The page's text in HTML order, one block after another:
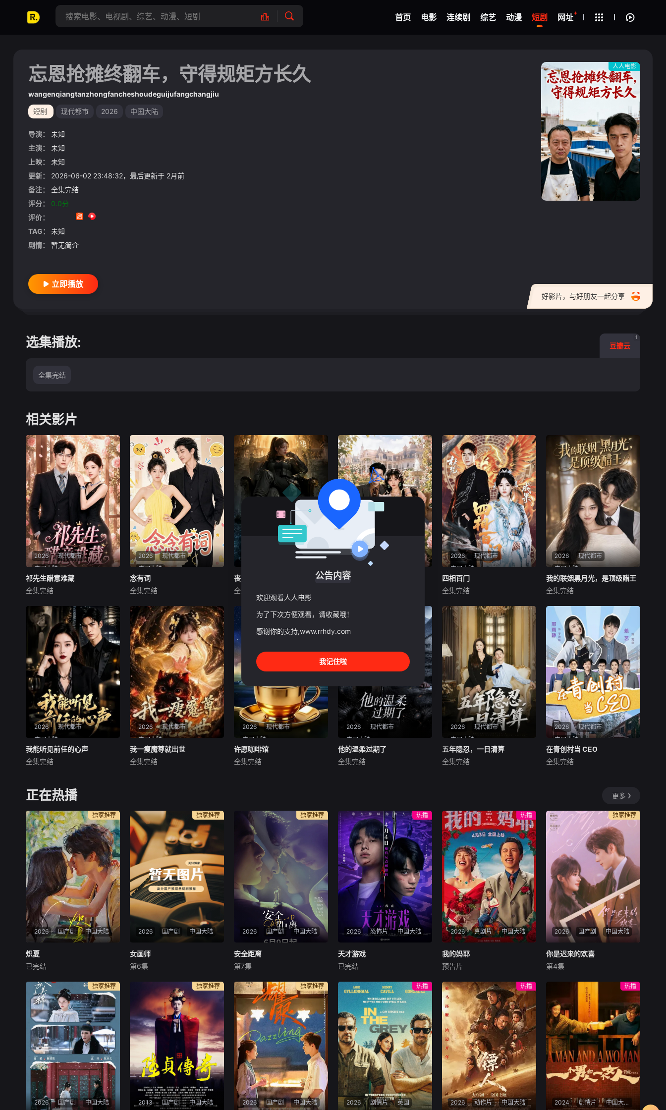
首页 电影 连续剧 综艺 动漫 短剧 网址+
网球 脑洞悬疑
人人电影
忘恩抢摊终翻车，守得规矩方长久
wangenqiangtanzhongfancheshoudeguijufangchangjiu
短剧 现代都市 2026 中国大陆
导演：
未知
主演：
未知
上映：
未知
更新：
2026-06-02 23:48:32，最后更新于 2月前
备注：
全集完结
评分：
0.0分
评价：
TAG：
未知
剧情：
暂无简介
好影片，与好朋友一起分享
立即播放
选集播放: 豆瓣云
1
全集完结
相关影片
2026
现代都市
中国大陆
祁先生醋意难藏
未知
赵熙宁瞒着丈夫祁斯年，入职
大学同学周赫的初创公司，这
份工作带来的成就感让她无比
快乐，却因频繁提及周赫，引
发了祁斯年强烈的醋意。原来
当年祁斯年对赵熙宁一见钟
情，为追求她设计将周赫送往
德国。如今周赫回国，
祁先生醋意难藏
全集完结
2026
现代都市
中国大陆
念有词
未知
穿成书里炮灰桑鹿后，她不愿
落得凄惨结局，决心用心因缄
默症的总裁丈夫封砚开启专属
话疗。她整日碎碎念陪伴，温
柔治愈冰山，当众怒怼心机同
事、虚荣远亲，还巧妙化解封
家两兄弟的矛盾。朝夕相处
间，封砚慢慢卸下内心
念有词
全集完结
绝对是今年最解压的末日爽
剧！别人在丧尸末日里瑟瑟发
抖，主角却觉醒了奇葩异能，
它们排队干活、甚至组建丧尸
大军！这种脑洞大开的设定真
丧尸都听我的
全集完结
2026
中国大陆
圣火昭昭，救救喵喵
短剧呢？《圣火昭昭，救救喵
主在寻找圣火的过程中与喵喵
结下了不解之缘。剧情既有轻
圣火昭昭，救救喵喵
2026
现代都市
中国大陆
四相百门
成果
上古傀儡师司幽即将飞升之
际，发现守护千年的四相百门
正接连走向覆灭。为查明真
相，她重入红尘，并与师家家
主师青玄携手踏上寻因之路。
一路上，两人见证人性的善恶
与欲望的代价，在拨开层层迷
雾后揭露惊天阴谋，最终
四相百门
全集完结
2026
现代都市
中国大陆
我的联姻黑月光，是顶级醋王
未知
《我的联姻黑月光，是顶级醋
王》简直是甜宠爱好者的天
堂！男女主原本只是一场各取
所需的商业联姻，男主表面上
是个高冷禁欲的黑月光，背地
里却是个占有欲极强的顶级醋
王。只要女主和其他男人多说
一句话，他就能打翻一
我的联姻黑月光，是顶级醋王
全集完结
2026
现代都市
中国大陆
我能听见前任的心声
未知
码，没想到这剧的设定实在太
抓人了！男主意外获得了能够
本以为分手后对方会恨自己，
结果听到的全是对他的不舍和
疯狂吐槽。作为一部AI生成的
短剧，它在微表情和
我能听见前任的心声
全集完结
2026
现代都市
中国大陆
我一瘦魔尊就出世
未知
我一瘦魔尊就出世
全集完结
2026
现代都市
中国大陆
许愿咖啡馆
未知
但背后的代价却让人深思。作
为一部AI制作的短剧，画面质
感堪比电影，光影氛围感拉
满，每一帧都透着温
许愿咖啡馆
全集完结
2026
现代都市
中国大陆
他的温柔过期了
未知
行渐远，每一帧AI生成画面都
承载着情绪张力。没有狗血撕
扯，只有真实戳心的情感流
动，虐恋氛围感拉
他的温柔过期了
全集完结
2026
现代都市
中国大陆
五年隐忍，一日清算
昊辰
李斯和妻子发生争执，却被妻
子一家极尽羞辱扫地出门，可
李斯妻子一家人不知道的是，
李斯其实是盛世集团的
五年隐忍，一日清算
全集完结
2026
现代都市
中国大陆
在青创村当 CEO
邢雨静
委宣传部、丰台区委网信办、
果短剧独家播出，入选红果短
剧“果燃计划”重点推介项目，
并获评“北京大视听”重点文艺
项目。
在青创村当 CEO
全集完结
正在热播 更多
2026 国产剧 中国大陆
独家推荐
炽夏
包上恩
每天 更2该剧改编自甜醋鱼的
小说《坠落》。看似外表乖巧
实则敢爱敢恨的学霸周挽（包
上恩饰），在高三那年夏天意
外与叛逆不羁、抵抗家族束缚
的陆氏太子爷陆西骁（周柯宇
饰）产生联系。两人在谎言与
真诚中碰撞纠缠，
炽夏
已完结
2026 国产剧 中国大陆
独家推荐
女画师
罗予彤
类型：古装爱情、职场创业
播出平台：湖南卫视、芒果
TV 出品方：芒果TV、大
芒剧场 时长：10分钟X18
集 开机时间：10月中下
旬 拍摄地点：横店 拍
摄周期：12天 总监制：周
山、刘幕天
女画师
第6集
2026 国产剧 中国大陆
独家推荐
安全距离
张逸杰
文物修复师姜寻意外卷入间谍
案件，成为国安干警沈殊途的
调查对象， 在间谍迷局与国家
使命的博弈中，两人从相互怀
疑逐渐走向信任与心动，最终
在“守护山河，也守护你”的共
同信念下收获了爱情。
安全距离
第7集
2026 恐怖片 中国大陆
热播
天才游戏
彭昱畅
穷途末路的天才少年刘全龙
（彭昱畅 饰），被偏执富家公
子陈伦（丁禹兮 饰）选中，被
迫踏入一场为他量身打造的
“换命游戏”。豪华别墅、名车
名表、神秘女友全部备齐，在
陈伦的精心打造下，刘全龙瞬
间拥有顶配人生
天才游戏
已完结
2026 喜剧片 中国大陆
热播
我的妈耶
马思纯
十一（黄明昊 饰）从小由父亲
张永勋（白客 饰）独自抚养长
大，自出生时就离世的妈妈东
玉（马思纯 饰）对于他而言则
是陌生人般的存在。处于青春
叛逆期的十一，在自己18岁生
日这天意外发现了一本「妈妈
的日记」。
我的妈耶
预告片
2026 国产剧 中国大陆
独家推荐
你是迟来的欢喜
魏哲鸣
28岁的阮喻以自己的情感经历
为原型创作小说并发布在网
上。但没想到，她的小说情节
被网友指出有抄袭嫌疑。阮喻
决定维权，几经波折确定合作
的知识产权律师正好是她高中
的暗恋对象、也是自己小说男
主的原型许淮颂。两
你是迟来的欢喜
第4集
2026 国产剧 中国大陆
独家推荐
2013 国产剧 中国大陆
独家推荐
2026 国产剧 中国大陆
独家推荐
2026 剧情片 英国
热播
2026 动作片 中国大陆
热播
2024 剧情片 中国大陆,中国香港
热播
公告内容
欢迎观看人人电影
为了下次方便观看，请收藏哦！
感谢你的支持,www.rrhdy.com
我记住啦